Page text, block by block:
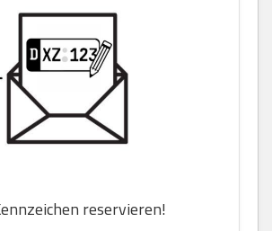
reservieren!